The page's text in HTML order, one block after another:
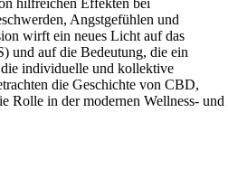
hilfreichen Effekten bei
Angstgefühlen und
wirft ein neues Licht auf das
und auf die Bedeutung, die ein
die individuelle und kollektive
die Geschichte von CBD,
Rolle in der modernen Wellness- und